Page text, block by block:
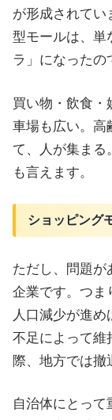
が形成されてい
型モールは、単
ラ」になったの
買い物・飲食・
車場も広い。高
て、人が集まる
も言えます。
ショッピング
ただし、問題が
企業です。つま
人口減少が進
不足によって維
際、地方では撤
自治体にとっ